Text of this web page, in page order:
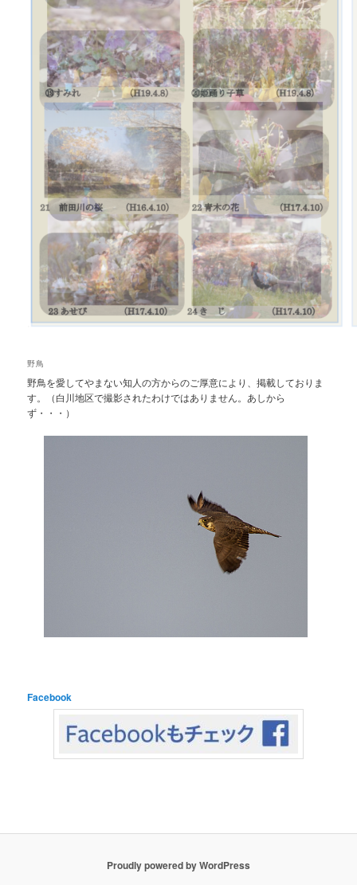
野鳥
野鳥を愛してやまない知人の方からのご厚意により、掲載しておりま
す。（白川地区で撮影されたわけではありません。あしから
ず・・・）
Facebook
Proudly powered by WordPress